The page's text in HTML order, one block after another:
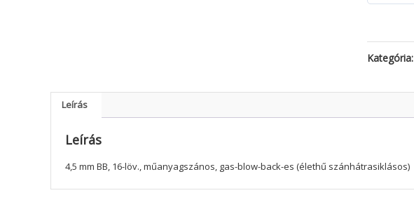
Kategória:
Leírás
Leírás
4,5 mm BB, 16-löv., műanyagszános, gas-blow-back-es (élethű szánhátrasiklásos)